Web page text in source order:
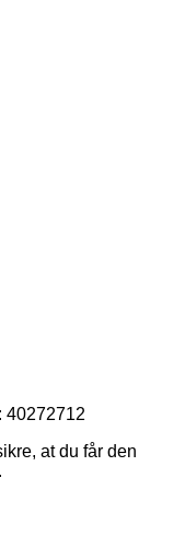
40272712
at du får den